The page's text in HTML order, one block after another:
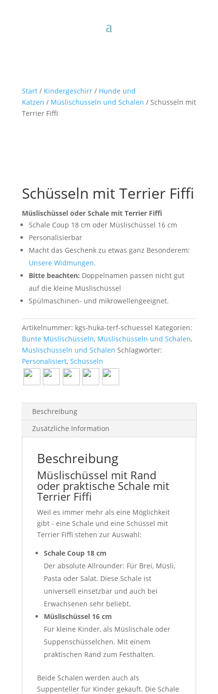
Start/ Kindergeschirr/ Hunde und
Katzen / Müslischüsseln und Schalen / Schüsseln mit
Terrier Fiffi
Schüsseln mit Terrier Fiffi
Müslischüssel oder Schale mit Terrier Fiffi
Schale Coup 18 cm oder Müslischüssel 16 cm
Personalisierbar
Macht das Geschenk zu etwas ganz Besonderem:
Unsere Widmungen.
Bitte beachten: Doppelnamen passen nicht gut
auf die kleine Müslischüssel
Spülmaschinen- und mikrowellengeeignet.
Artikelnummer: kgs-huka-terf-schuessel Kategorien:
Bunte Müslischüsseln, Müslischüsseln und Schalen,
Müslischüsseln und Schalen Schlagwörter:
Personalisiert, Schüsseln
Beschreibung
Zusätzliche Information
Beschreibung
Müslischüssel mit Rand
oder praktische Schale mit
Terrier Fiffi
Weil es immer mehr als eine Möglichkeit
gibt - eine Schale und eine Schüssel mit
Terrier Fiffi stehen zur Auswahl:
Schale Coup 18 cm
Der absolute Allrounder: Für Brei, Müsli,
Pasta oder Salat. Diese Schale ist
universell einsetzbar und auch bei
Erwachsenen sehr beliebt.
Müslischüssel 16 cm
Für kleine Kinder, als Müslischale oder
Suppenschüsselchen. Mit einem
praktischen Rand zum Festhalten.
Beide Schalen werden auch als
Suppenteller für Kinder gekauft. Die Schale